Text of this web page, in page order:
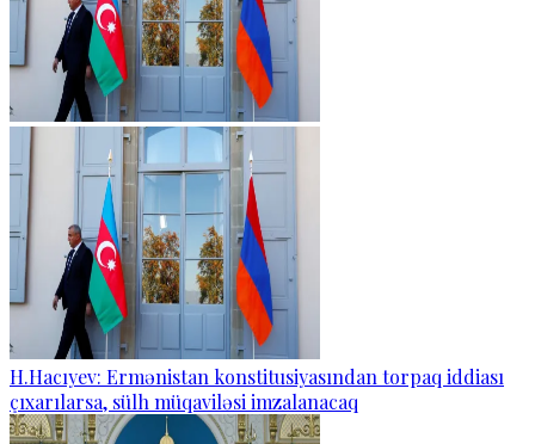
H.Hacıyev: Ermənistan konstitusiyasından torpaq iddiası
çıxarılarsa, sülh müqaviləsi imzalanacaq